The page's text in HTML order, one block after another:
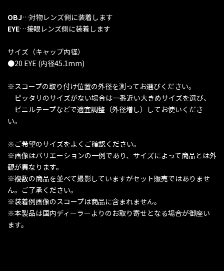
OBJ…対物レンズ側に装着します
EYE…接眼レンズ側に装着します
サイズ（キャップ内径）
●20 EYE (内径45.1mm)
※スコープの取り付け位置の外径を測ってお選びください。
ピッタリのサイズがない場合は一番近い大きめサイズを選び、
ビニルテープなどで適宜調整（外径増し）してお使いくださ
い。
※ご希望のサイズをよくご確認ください。
※画像はバリエーションの一例であり、サイズによって商品とは外
観が異なります。
※複数の商品を並べて撮影していますがセット販売ではありませ
ん。ご了承ください。
※装着例画像のスコープは商品に含まれません。
※本製品は国内ディーラーよりのお取り寄せとなる場合が御座い
ます。